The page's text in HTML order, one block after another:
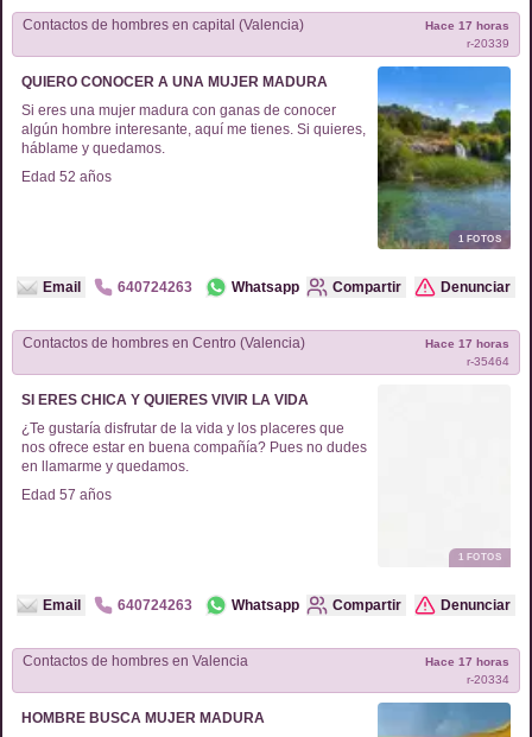
Contactos de hombres en capital (Valencia)
r-20339
Hace 17 horas
QUIERO CONOCER A UNA MUJER MADURA
Si eres una mujer madura con ganas de conocer
algún hombre interesante, aquí me tienes. Si quieres,
háblame y quedamos.
Edad 52 años
1FOTOS
Email 640724263 Whatsapp Compartir Denunciar
Contactos de hombres en Centro (Valencia)
r-35464
Hace 17 horas
SI ERES CHICA Y QUIERES VIVIR LA VIDA
¿Te gustaría disfrutar de la vida y los placeres que
nos ofrece estar en buena compañía? Pues no dudes
en llamarme y quedamos.
Edad 57 años
1 FOTOS
Email 640724263 Whatsapp Compartir Denunciar
Contactos de hombres en Valencia
r-20334
Hace 17 horas
HOMBRE BUSCA MUJER MADURA